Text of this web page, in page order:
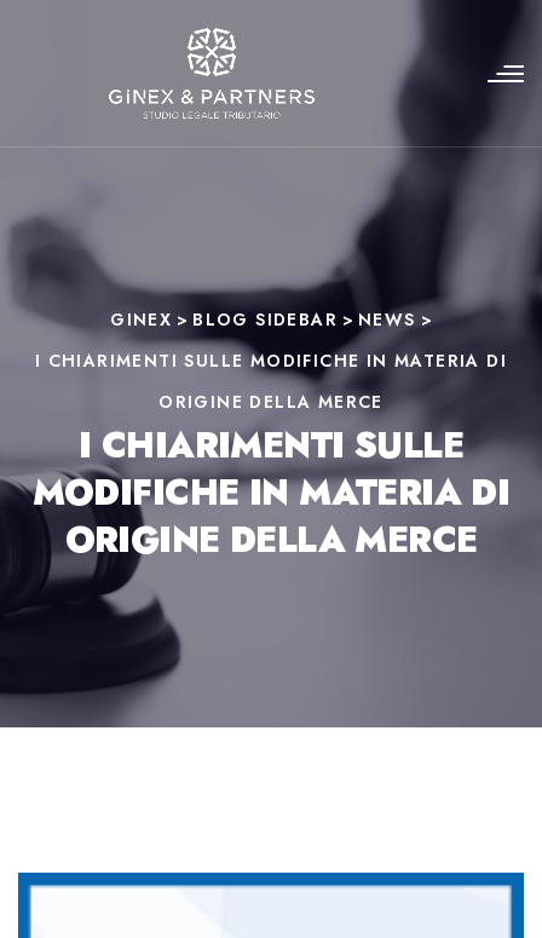
GINEX > BLOG SIDEBAR > NEWS >
I CHIARIMENTI SULLE MODIFICHE IN MATERIA DI
ORIGINE DELLA MERCE
I CHIARIMENTI SULLE
MODIFICHE IN MATERIA DI
ORIGINE DELLA MERCE